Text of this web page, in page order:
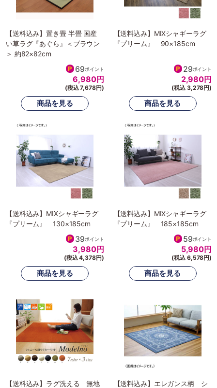
【送料込み】置き畳 半畳 国産
い草ラグ『あぐら』＜ブラウン
＞ 約82×82cm
69ポイント
6,980円
(税込 7,678円)
【送料込み】MIXシャギーラグ
『プリーム』 90×185cm
29ポイント
2,980円
(税込 3,278円)
【送料込み】MIXシャギーラグ
『プリーム』 130×185cm
39ポイント
3,980円
(税込 4,378円)
【送料込み】MIXシャギーラグ
『プリーム』 185×185cm
59ポイント
5,980円
(税込 6,578円)
【送料込み】ラグ洗える 無地
【送料込み】エレガンス柄 シ